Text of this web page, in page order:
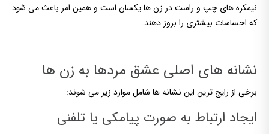
نیمکره های چپ و راست در زن ها یکسان است و همین امر باعث می شود
که احساسات بیشتری را بروز دهند.
نشانه های اصلی عشق مردها به زن ها
برخی از رایج ترین این نشانه ها شامل موارد زیر می شوند:
ایجاد ارتباط به صورت پیامکی یا تلفنی